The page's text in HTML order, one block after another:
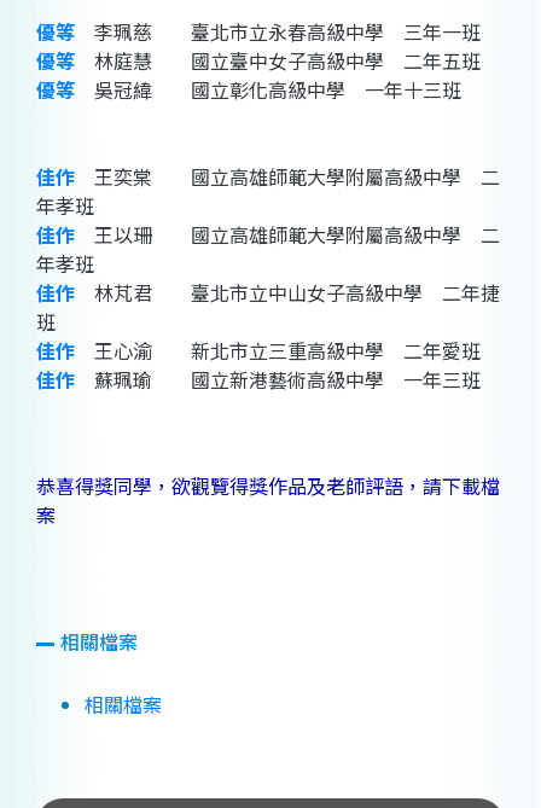
優等 李珮慈 臺北市立永春高級中學 三年一班
優等 林庭慧 國立臺中女子高級中學 二年五班
優等 吳冠緯 國立彰化高級中學 一年十三班
佳作 王奕棠 國立高雄師範大學附屬高級中學 二
年孝班
佳作 王以珊 國立高雄師範大學附屬高級中學 二
年孝班
佳作 林芃君 臺北市立中山女子高級中學 二年捷
班
佳作 王心渝 新北市立三重高級中學 二年愛班
佳作 蘇珮瑜 國立新港藝術高級中學 一年三班
恭喜得獎同學，欲觀覽得獎作品及老師評語，請下載檔
案
相關檔案
相關檔案